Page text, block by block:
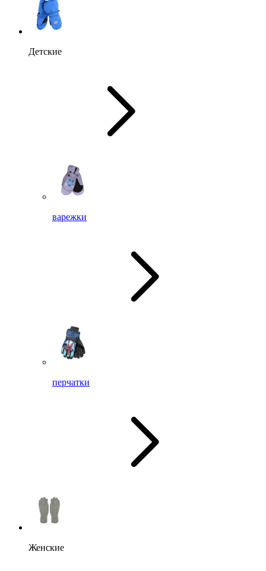
Детские
варежки
перчатки
Женские